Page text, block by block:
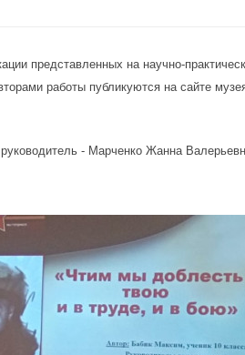
представленных на научно-
работы публикуются на сайте
- Марченко Жанна